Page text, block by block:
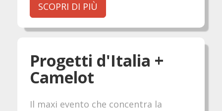
SCOPRI DI PIÙ
Progetti d'Italia +
Camelot
Il maxi evento che concentra la